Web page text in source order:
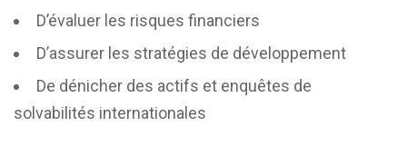
D’évaluer les risques financiers
D’assurer les stratégies de développement
De dénicher des actifs et enquêtes de
solvabilités internationales